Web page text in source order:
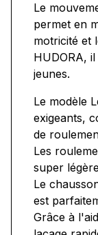
Le
permet en
motricité et
HUDORA,
jeunes.
Le modèle
exigeants,
de
Les
super
Le
est
Grâce à